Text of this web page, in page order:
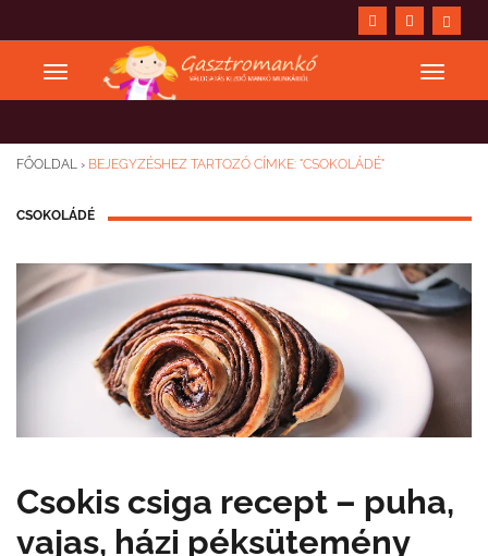
FŐOLDAL › BEJEGYZÉSHEZ TARTOZÓ CÍMKE: "CSOKOLÁDÉ"
CSOKOLÁDÉ
Csokis csiga recept – puha,
vajas, házi péksütemény